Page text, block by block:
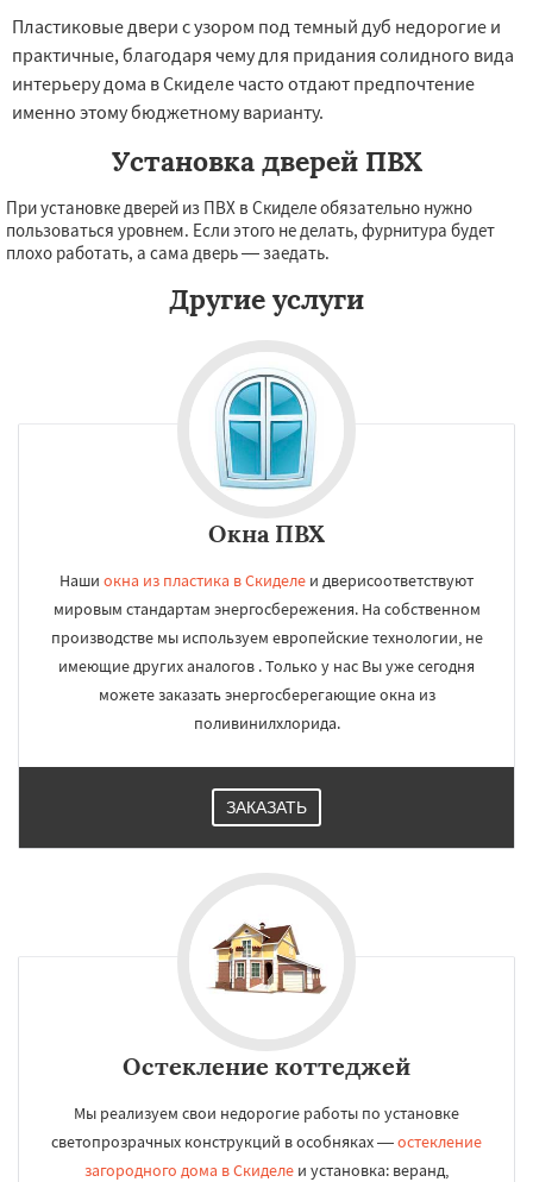
Пластиковые двери с узором под темный дуб недорогие и
практичные, благодаря чему для придания солидного вида
интерьеру дома в Скиделе часто отдают предпочтение
именно этому бюджетному варианту.
Установка дверей ПВХ
При установке дверей из ПВХ в Скиделе обязательно нужно
пользоваться уровнем. Если этого не делать, фурнитура будет
плохо работать, а сама дверь — заедать.
Другие услуги
Окна ПВХ
Наши окна из пластика в Скиделе и дверисоответствуют
мировым стандартам энергосбережения. На собственном
производстве мы используем европейские технологии, не
имеющие других аналогов . Только у нас Вы уже сегодня
можете заказать энергосберегающие окна из
поливинилхлорида.
ЗАКАЗАТЬ
Остекление коттеджей
Мы реализуем свои недорогие работы по установке
светопрозрачных конструкций в особняках —остекление
загородного дома в Скиделе и установка: веранд,